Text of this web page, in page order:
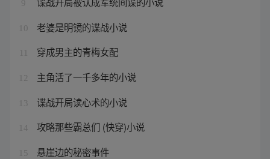
9
10 老婆是明镜的谍战小说
穿成男主的青梅女配
12 主角活了一千多年的小说
13 谍战开局读心术的小说
14 攻略那些霸总们 (快穿)小说
15 悬崖边的秘密事件